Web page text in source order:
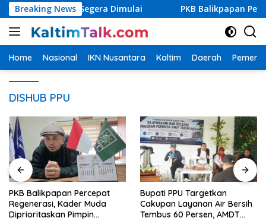
Langsung
ke
konten
Breaking News
di PPU Segera Dimulai PKB Balikpapan Percepat
Home Nasional IKN Nusantara Kaltim Daerah
DISHUB PPU
PKB Balikpapan Percepat
Regenerasi, Kader Muda
Diprioritaskan Pimpin
Bupati PPU Targetkan
Cakupan Layanan Air Bersih
Tembus 60 Persen, AMDT